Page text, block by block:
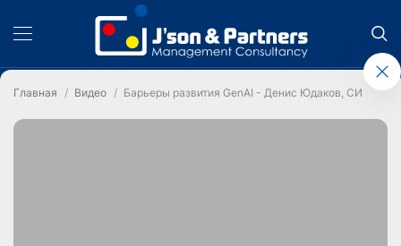
Главная Видео Барьеры развития GenAI - Денис Юдаков, СИБУР